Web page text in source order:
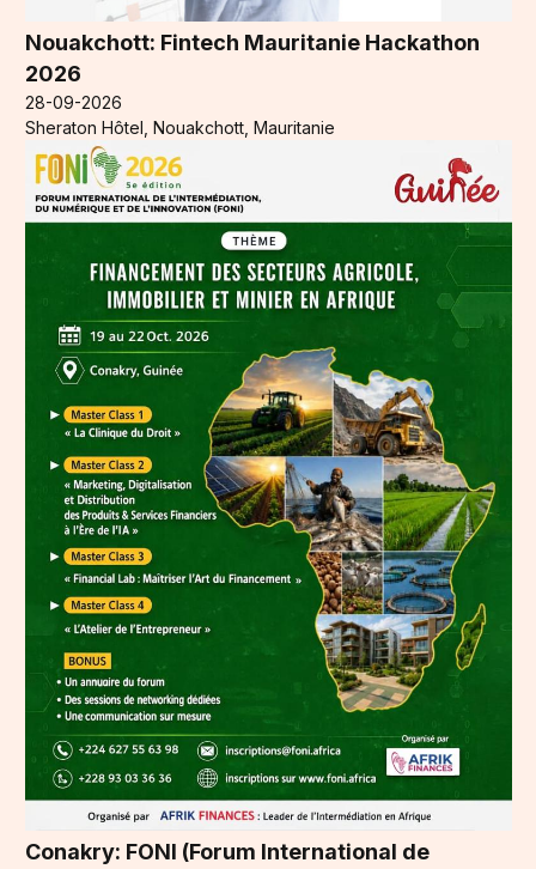
Nouakchott: Fintech Mauritanie Hackathon
2026
28-09-2026
Sheraton Hôtel, Nouakchott, Mauritanie
Conakry: FONI (Forum International de